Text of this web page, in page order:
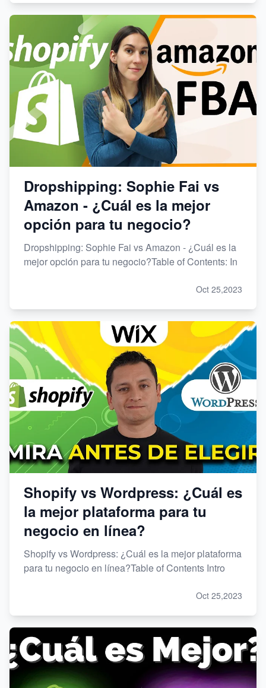
Dropshipping: Sophie Fai vs
Amazon - ¿Cuál es la mejor
opción para tu negocio?
Dropshipping: Sophie Fai vs Amazon - ¿Cuál es la
mejor opción para tu negocio?Table of Contents: In
Oct 25,2023
Shopify vs Wordpress: ¿Cuál es
la mejor plataforma para tu
negocio en línea?
Shopify vs Wordpress: ¿Cuál es la mejor plataforma
para tu negocio en línea?Table of Contents Intro
Oct 25,2023